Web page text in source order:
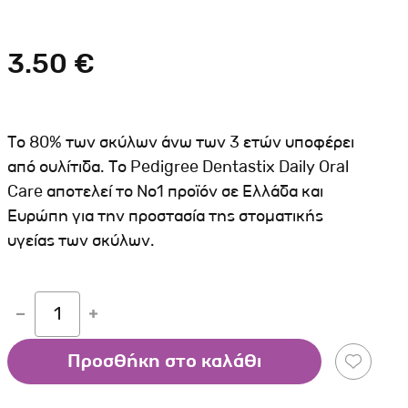
Κουδουνάκια Σκύλου
Εκπαίδευση Σκύλου
3.50 €
Το 80% των σκύλων άνω των 3 ετών υποφέρει
από ουλίτιδα. Το Pedigree Dentastix Daily Oral
Care αποτελεί το Νο1 προϊόν σε Ελλάδα και
Ευρώπη για την προστασία της στοματικής
υγείας των σκύλων.
1
Προσθήκη στο καλάθι